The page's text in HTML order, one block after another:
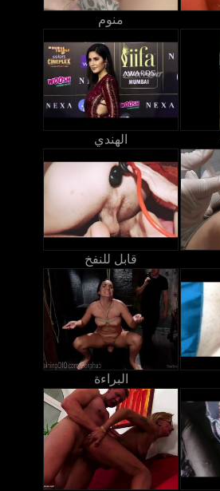
منوم
الهندي
قابل للنفخ
البراءة